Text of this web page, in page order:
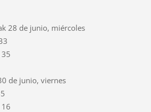
28 de junio, miércoles
35
de junio, viernes
16